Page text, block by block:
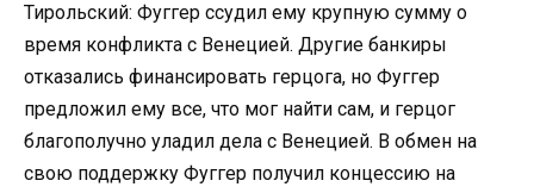
Тирольский: Фуггер ссудил ему крупную сумму о
время конфликта с Венецией. Другие банкиры
отказались финансировать герцога, но Фуггер
предложил ему все, что мог найти сам, и герцог
благополучно уладил дела с Венецией. В обмен на
свою поддержку Фуггер получил концессию на